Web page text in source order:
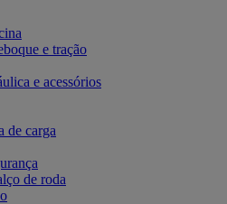
e tração
e acessórios
de carga
de roda